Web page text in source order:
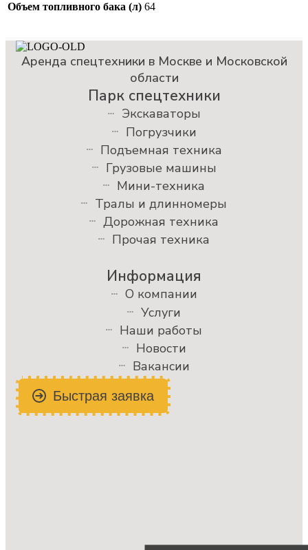
Объем топливного бака (л) 64
Аренда спецтехники в Москве и Московской
области
Парк спецтехники
Экскаваторы
Погрузчики
Подъемная техника
Грузовые машины
Мини-техника
Тралы и длинномеры
Дорожная техника
Прочая техника
Информация
О компании
Услуги
Наши работы
Новости
Вакансии
Быстрая заявка